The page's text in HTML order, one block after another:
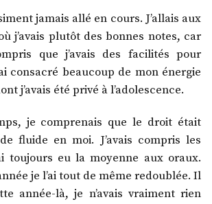
jamais allé en cours. J’allais aux
j’avais plutôt des bonnes notes, car
que j’avais des facilités pour
consacré beaucoup de mon énergie
j’avais été privé à l’adolescence.
je comprenais que le droit était
fluide en moi. J’avais compris les
toujours eu la moyenne aux oraux.
je l’ai tout de même redoublée. Il
année-là, je n’avais vraiment rien